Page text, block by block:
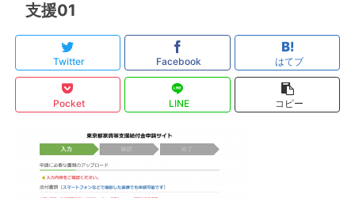
支援01
Twitter Facebook はてブ
Pocket LINE コピー